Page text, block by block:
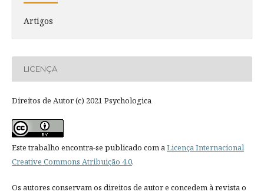
Artigos
LICENÇA
Direitos de Autor (c) 2021 Psychologica
Este trabalho encontra-se publicado com aLicença Internacional
Creative Commons Atribuição 4.0.
Os autores conservam os direitos de autor e concedem à revista o